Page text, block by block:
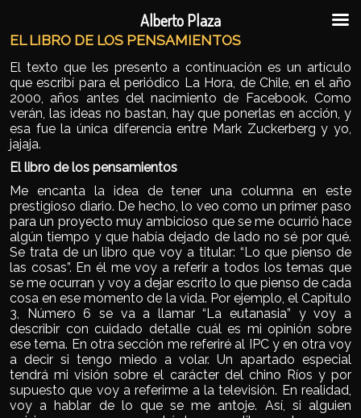
EL LIBRO DE LOS PENSAMIENTOS
El texto que les presento a continuación es un artículo
que escribí para el periódico La Hora, de Chile, en el año
2000, años antes del nacimiento de Facebook. Como
verán, las ideas no bastan, hay que ponerlas en acción, y
esa fue la única diferencia entre Mark Zuckerberg y yo,
jajaja.
El libro de los pensamientos
Me encanta la idea de tener una columna en este
prestigioso diario. De hecho, lo veo como un primer paso
para un proyecto muy ambicioso que se me ocurrió hace
algún tiempo y que había dejado de lado no sé por qué.
Se trata de un libro que voy a titular: “Lo que pienso de
las cosas”. En él me voy a referir a todos los temas que
se me ocurran y voy a dejar escrito lo que pienso de cada
cosa en ese momento de la vida. Por ejemplo, el Capítulo
3, Número 6 se va a llamar “La eutanasia” y voy a
describir con cuidado detalle cuál es mi opinión sobre
ese tema. En otra sección me referiré al IPC y en otra voy
a decir si tengo miedo a volar. Un apartado especial
tendrá mi visión sobre el carácter del chino Ríos y por
supuesto que voy a referirme a la televisión. En realidad,
voy a hablar de lo que se me antoje. Así, si alguien
Alberto Plaza